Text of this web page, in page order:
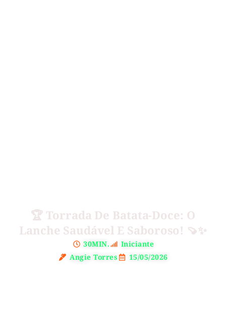
🏆 Torrada De Batata-Doce: O
Lanche Saudável E Saboroso! 🍠✨
30MIN.
Iniciante
Angie Torres
15/05/2026